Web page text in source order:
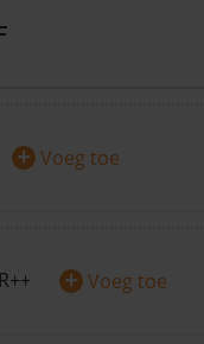
+ Voeg toe
+ Voeg toe